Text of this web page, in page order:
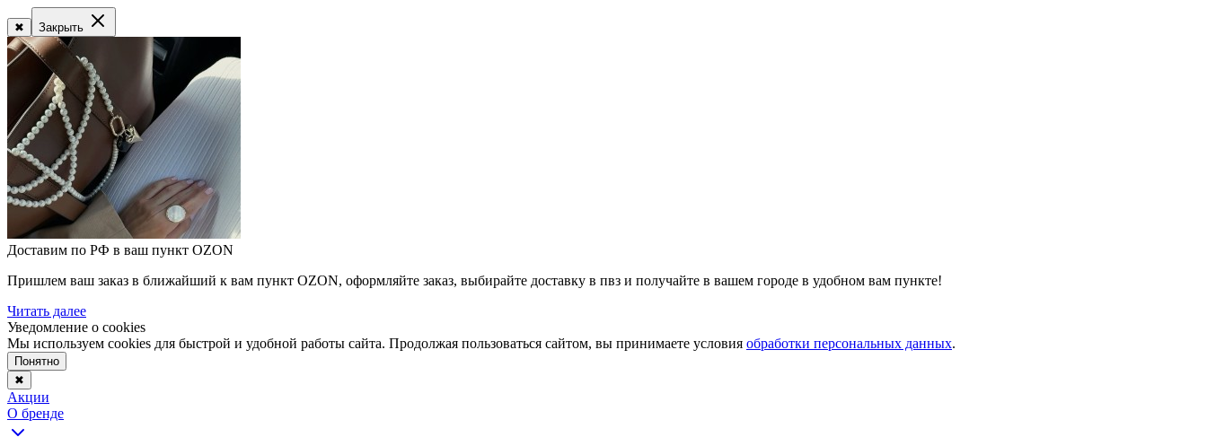
✖ Закрыть
Доставим по РФ в ваш пункт OZON
Пришлем ваш заказ в ближайший к вам пункт OZON, оформляйте заказ, выбирайте доставку в пвз и получайте в вашем городе в удобном вам пункте!
Читать далее
Уведомление о cookies
Мы используем cookies для быстрой и удобной работы сайта. Продолжая пользоваться сайтом, вы принимаете условия обработки персональных данных.
Понятно
✖
Акции
О бренде